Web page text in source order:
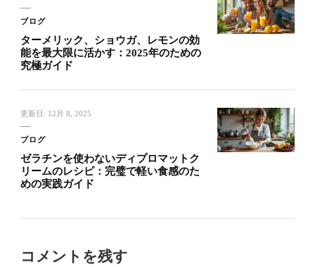
ブログ
ターメリック、ショウガ、レモンの効
能を最大限に活かす：2025年のための
究極ガイド
更新日: 12月 8, 2025
ブログ
ゼラチンを使わないディプロマットク
リームのレシピ：完璧で軽い食感のた
めの実践ガイド
コメントを残す